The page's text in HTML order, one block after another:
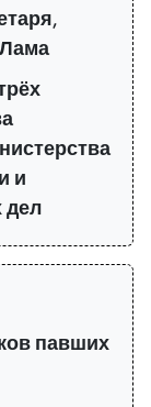
и
дел
павших